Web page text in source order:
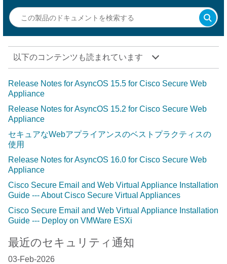
以下のコンテンツも読まれています
Release Notes for AsyncOS 15.5 for Cisco Secure Web
Appliance
Release Notes for AsyncOS 15.2 for Cisco Secure Web
Appliance
セキュアなWebアプライアンスのベストプラクティスの
使用
Release Notes for AsyncOS 16.0 for Cisco Secure Web
Appliance
Cisco Secure Email and Web Virtual Appliance Installation
Guide --- About Cisco Secure Virtual Appliances
Cisco Secure Email and Web Virtual Appliance Installation
Guide --- Deploy on VMWare ESXi
最近のセキュリティ通知
03-Feb-2026